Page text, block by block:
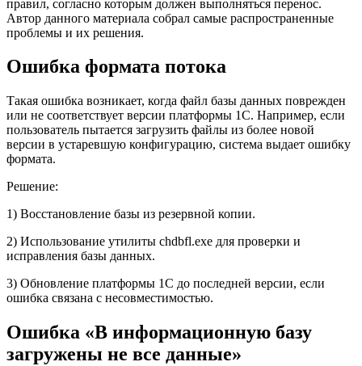
правил, согласно которым должен выполняться перенос.
Автор данного материала собрал самые распространенные
проблемы и их решения.
Ошибка формата потока
Такая ошибка возникает, когда файл базы данных поврежден
или не соответствует версии платформы 1С. Например, если
пользователь пытается загрузить файлы из более новой
версии в устаревшую конфигурацию, система выдает ошибку
формата.
Решение:
1) Восстановление базы из резервной копии.
2) Использование утилиты chdbfl.exe для проверки и
исправления базы данных.
3) Обновление платформы 1С до последней версии, если
ошибка связана с несовместимостью.
Ошибка «В информационную базу
загружены не все данные»